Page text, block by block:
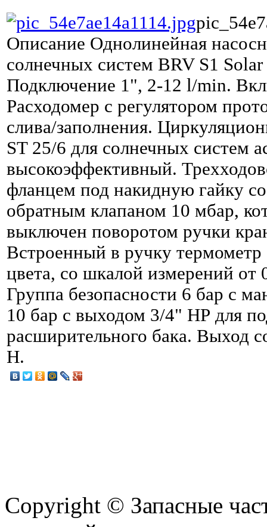
Описание Однолинейная
солнечных систем BRV S1
Подключение 1", 2-12 l/min.
Расходомер с регулятором
слива/заполнения.
ST 25/6 для солнечных систем
высокоэффективный.
фланцем под накидную гайку
обратным клапаном 10 мбар,
выключен поворотом ручки
Встроенный в ручку термометр
цвета, со шкалой измерений от
Группа безопасности 6 бар с
10 бар с выходом 3/4" НР для
расширительного бака. Выход
Н.
Copyright © Запасные